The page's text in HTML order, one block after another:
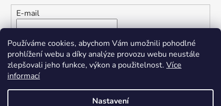
Používáme cookies, abychom Vám umožnili pohodlné
prohlížení webu a díky analýze provozu webu neustále
zlepšovali jeho funkce, výkon a použitelnost. Více
informací
Nastavení
E-mail
Vložením e-mailu souhlasíte s
podmínkami ochrany
osobních údajů
PŘIHLÁSIT SE